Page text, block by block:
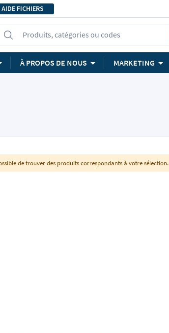
AIDE FICHIERS
Produits, catégories ou codes
À PROPOS DE NOUS MARKETING
de trouver des produits correspondants à votre sélection.